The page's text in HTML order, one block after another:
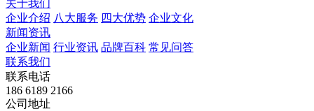
关于我们
企业介绍 八大服务 四大优势 企业文化
新闻资讯
企业新闻 行业资讯 品牌百科 常见问答
联系我们
联系电话
186 6189 2166
公司地址